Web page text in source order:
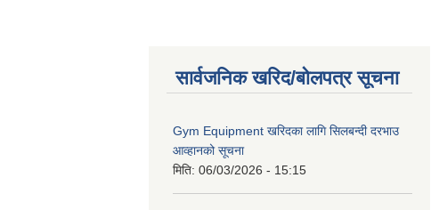
सार्वजनिक खरिद/बोलपत्र सूचना
Gym Equipment खरिदका लागि सिलबन्दी दरभाउ
आव्हानको सूचना
मिति: 06/03/2026 - 15:15